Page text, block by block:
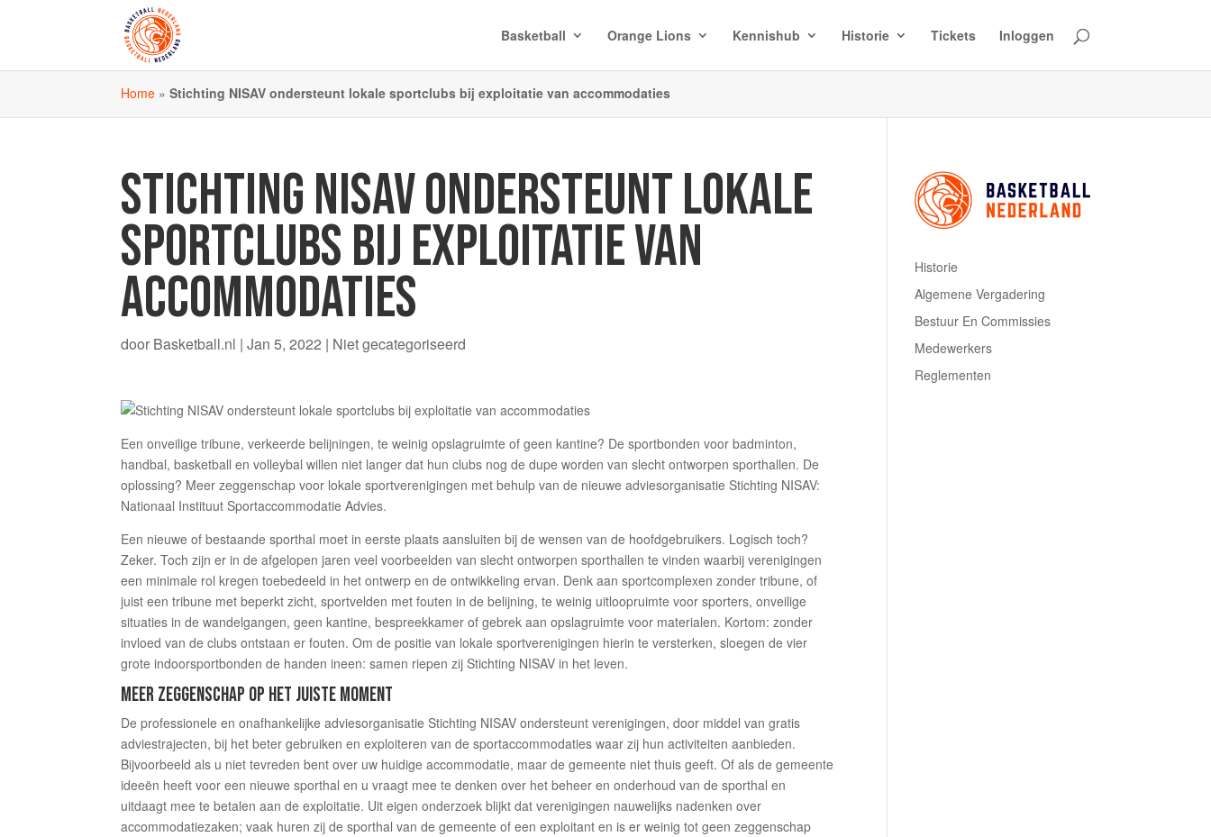
Basketball Orange Lions Kennishub Historie Tickets Inloggen
Home »Stichting NISAV ondersteunt lokale sportclubs bij exploitatie van accommodaties
STICHTING NISAV ONDERSTEUNT LOKALE
SPORTCLUBS BIJ EXPLOITATIE VAN
ACCOMMODATIES
door Basketball.nl |Jan 5, 2022 | Niet gecategoriseerd
Een onveilige tribune, verkeerde belijningen, te weinig opslagruimte of geen kantine? De sportbonden voor badminton,
handbal, basketball en volleybal willen niet langer dat hun clubs nog de dupe worden van slecht ontworpen sporthallen. De
oplossing? Meer zeggenschap voor lokale sportverenigingen met behulp van de nieuwe adviesorganisatie Stichting NISAV:
Nationaal Instituut Sportaccommodatie Advies.
Een nieuwe of bestaande sporthal moet in eerste plaats aansluiten bij de wensen van de hoofdgebruikers. Logisch toch?
Zeker. Toch zijn er in de afgelopen jaren veel voorbeelden van slecht ontworpen sporthallen te vinden waarbij verenigingen
een minimale rol kregen toebedeeld in het ontwerp en de ontwikkeling ervan. Denk aan sportcomplexen zonder tribune, of
juist een tribune met beperkt zicht, sportvelden met fouten in de belijning, te weinig uitloopruimte voor sporters, onveilige
situaties in de wandelgangen, geen kantine, bespreekkamer of gebrek aan opslagruimte voor materialen. Kortom: zonder
invloed van de clubs ontstaan er fouten. Om de positie van lokale sportverenigingen hierin te versterken, sloegen de vier
grote indoorsportbonden de handen ineen: samen riepen zij Stichting NISAV in het leven.
MEER ZEGGENSCHAP OP HET JUISTE MOMENT
De professionele en onafhankelijke adviesorganisatie Stichting NISAV ondersteunt verenigingen, door middel van gratis
adviestrajecten, bij het beter gebruiken en exploiteren van de sportaccommodaties waar zij hun activiteiten aanbieden.
Bijvoorbeeld als u niet tevreden bent over uw huidige accommodatie, maar de gemeente niet thuis geeft. Of als de gemeente
ideeën heeft voor een nieuwe sporthal en u vraagt mee te denken over het beheer en onderhoud van de sporthal en
uitdaagt mee te betalen aan de exploitatie. Uit eigen onderzoek blijkt dat verenigingen nauwelijks nadenken over
accommodatiezaken; vaak huren zij de sporthal van de gemeente of een exploitant en is er weinig tot geen zeggenschap
Historie
Algemene Vergadering
Bestuur En Commissies
Medewerkers
Reglementen